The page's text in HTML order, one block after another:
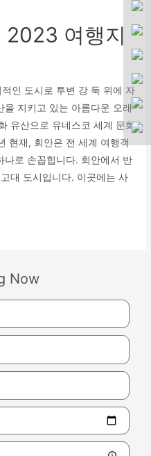
2023 여행지
인 도시로 투변 강 둑 위에 자
을 지키고 있는 아름다운 오래
유산으로 유네스코 세계 문화
현재, 회안은 전 세계 여행객
나로 손꼽힙니다. 회안에서 반
대 도시입니다. 이곳에는 사
Now